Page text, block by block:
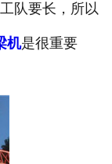
我们
队要长，所以
机是很重要